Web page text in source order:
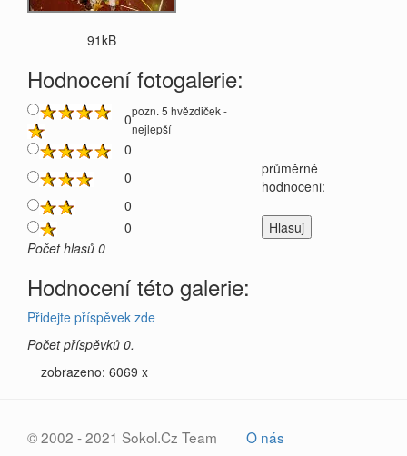
91kB
Hodnocení fotogalerie:
0pozn. 5 hvězdiček -
nejlepší
0
0
průměrné
hodnoceni:
0
0
Počet hlasů 0
Hodnocení této galerie:
Přidejte příspěvek zde
Počet příspěvků 0.
zobrazeno: 6069 x
© 2002 - 2021 Sokol.Cz Team
O nás